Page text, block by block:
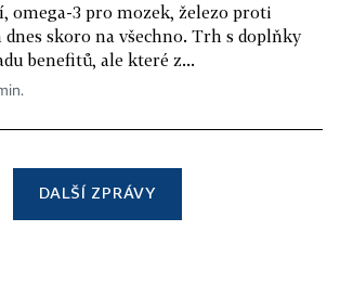
omega-3 pro mozek, železo proti
skoro na všechno. Trh s doplňky
benefitů, ale které z...
DALŠÍ ZPRÁVY